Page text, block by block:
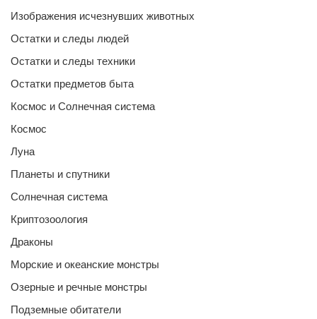
Изображения исчезнувших животных
Остатки и следы людей
Остатки и следы техники
Остатки предметов быта
Космос и Солнечная система
Космос
Луна
Планеты и спутники
Солнечная система
Криптозоология
Драконы
Морские и океанские монстры
Озерные и речные монстры
Подземные обитатели